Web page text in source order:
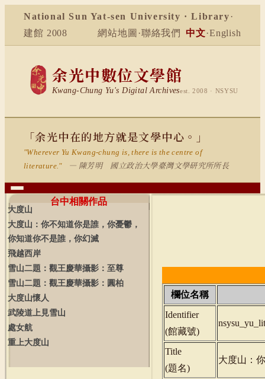
National Sun Yat-sen University · Library ·
建館 2008
網站地圖 ·聯絡我們 中文·English
余光中數位文學館
Kwang-Chung Yu's Digital Archivesest. 2008 · NSYSU
「余光中在的地方就是文學中心。」
"Wherever Yu Kwang-chung is, there is the centre of
literature."
— 陳芳明 國立政治大學臺灣文學研究所所長
台中相關作品
大度山
大度山：你不知道你是誰，你憂鬱，
你知道你不是誰，你幻滅
飛越西岸
雪山二題：觀王慶華攝影：至尊
雪山二題：觀王慶華攝影：圓柏
大度山懷人
武陵道上見雪山
處女航
重上大度山
欄位名稱
Identifier
(館藏號)
Title
(題名)
大度山：